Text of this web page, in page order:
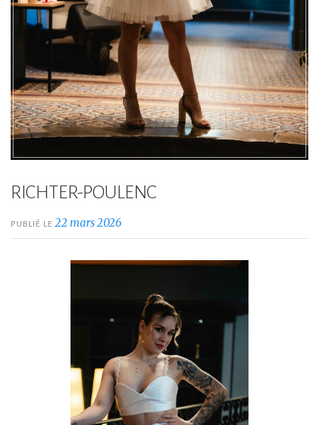
RICHTER-POULENC
PUBLIÉ LE 22 mars 2026